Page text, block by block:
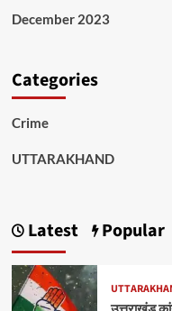
December 2023
Categories
Crime
UTTARAKHAND
Latest Popular